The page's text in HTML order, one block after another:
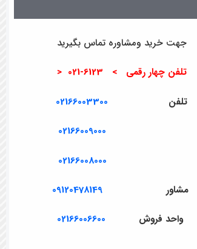
جهت خرید ومشاوره تماس بگیرید
تلفن چهار رقمی > 6123-021 <
تلفن 02166003300
02166009000
02166008000
مشاور09120478149
واحد فروش 02166006600